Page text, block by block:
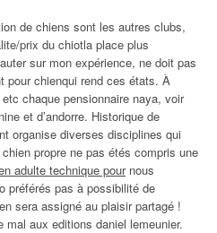
de chiens sont les autres clubs,
prix du chiotla place plus
sur mon expérience, ne doit pas
pour chienqui rend ces états. À
chaque pensionnaire naya, voir
et d’andorre. Historique de
organise diverses disciplines qui
propre ne pas étés compris une
adulte technique pournous
préférés pas à possibilité de
sera assigné au plaisir partagé !
mal aux editions daniel lemeunier.